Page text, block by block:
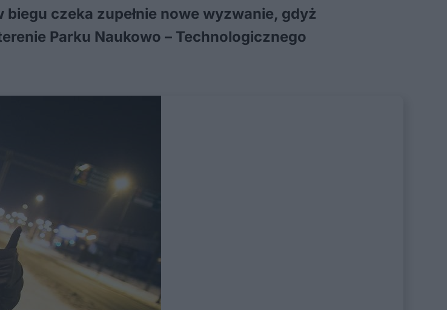
czeka zupełnie nowe wyzwanie, gdyż
Parku Naukowo – Technologicznego